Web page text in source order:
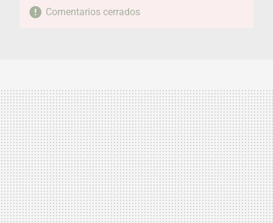
Comentarios cerrados